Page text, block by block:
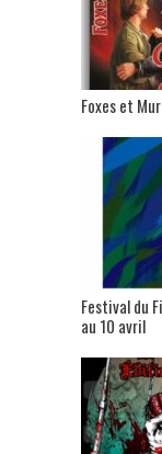
Foxes et
Festival du
au 10 avril